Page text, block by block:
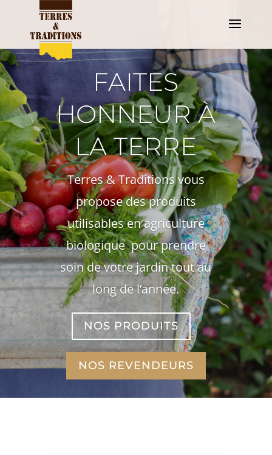
FAITES
HONNEUR À
LA TERRE
Terres & Traditions vous
propose desproduits
utilisables en agriculture
biologiquepour prendre
soin de votre jardin tout au
long de l’année.
NOS PRODUITS
NOS REVENDEURS